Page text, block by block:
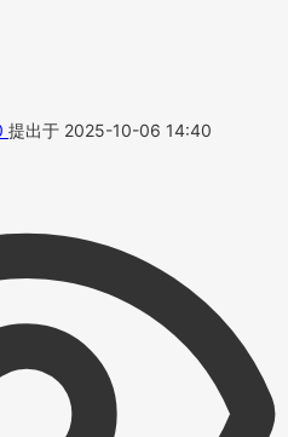
提出于 2025-10-06 14:40